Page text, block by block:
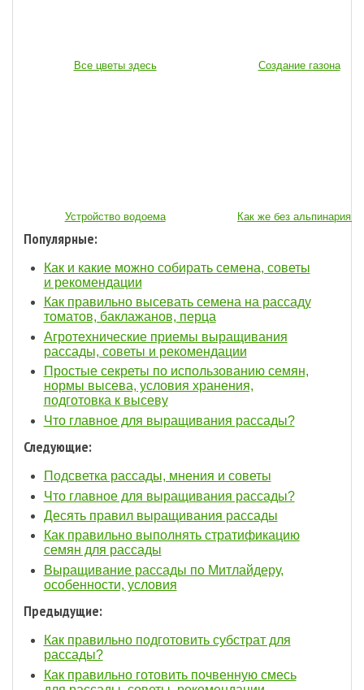
Все цветы здесь Создание газона
Устройство водоема Как же без альпинария...
Популярные:
Как и какие можно собирать семена, советы
и рекомендации
Как правильно высевать семена на рассаду
томатов, баклажанов, перца
Агротехнические приемы выращивания
рассады, советы и рекомендации
Простые секреты по использованию семян,
нормы высева, условия хранения,
подготовка к высеву
Что главное для выращивания рассады?
Следующие:
Подсветка рассады, мнения и советы
Что главное для выращивания рассады?
Десять правил выращивания рассады
Как правильно выполнять стратификацию
семян для рассады
Выращивание рассады по Митлайдеру,
особенности, условия
Предыдущие:
Как правильно подготовить субстрат для
рассады?
Как правильно готовить почвенную смесь